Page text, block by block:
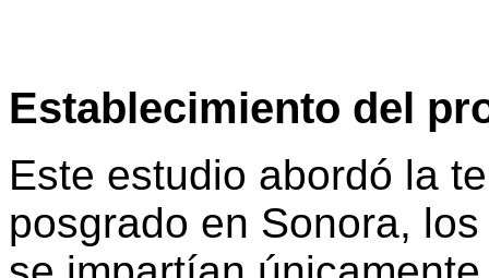
Establecimiento del
Este estudio abordó la
posgrado en Sonora,